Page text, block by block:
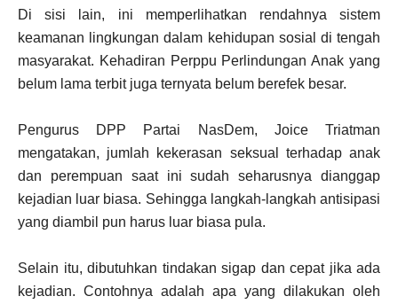
Di sisi lain, ini memperlihatkan rendahnya sistem
keamanan lingkungan dalam kehidupan sosial di tengah
masyarakat. Kehadiran Perppu Perlindungan Anak yang
belum lama terbit juga ternyata belum berefek besar.
Pengurus DPP Partai NasDem, Joice Triatman
mengatakan, jumlah kekerasan seksual terhadap anak
dan perempuan saat ini sudah seharusnya dianggap
kejadian luar biasa. Sehingga langkah-langkah antisipasi
yang diambil pun harus luar biasa pula.
Selain itu, dibutuhkan tindakan sigap dan cepat jika ada
kejadian. Contohnya adalah apa yang dilakukan oleh